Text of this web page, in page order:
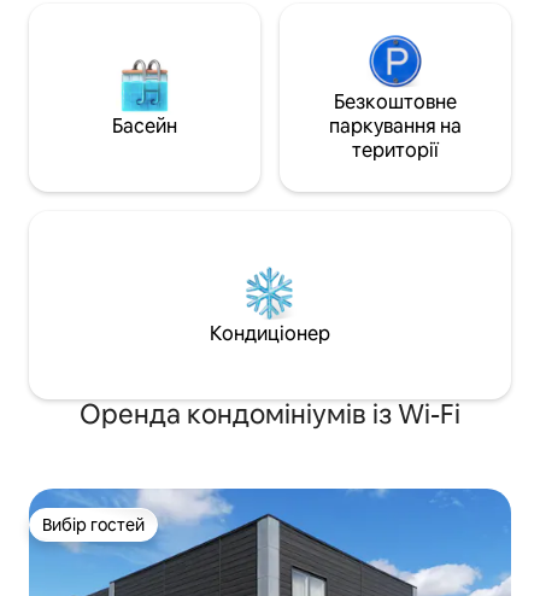
Басейн
Безкоштовне
паркування на
території
Кондиціонер
Оренда кондомініумів із Wi-Fi
Вибір гостей
Вибір гостей